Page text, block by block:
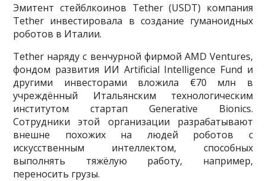
Эмитент стейблкоинов Tether (USDT) компания
Tether инвестировала в создание гуманоидных
роботов в Италии.
Tether наряду с венчурной фирмой AMD Ventures,
фондом развития ИИ Artificial Intelligence Fund и
другими инвесторами вложила €70 млн в
учреждённый Итальянским технологическим
институтом стартап Generative Bionics.
Сотрудники этой организации разрабатывают
внешне похожих на людей роботов с
искусственным интеллектом, способных
выполнять тяжёлую работу, например,
переносить грузы.